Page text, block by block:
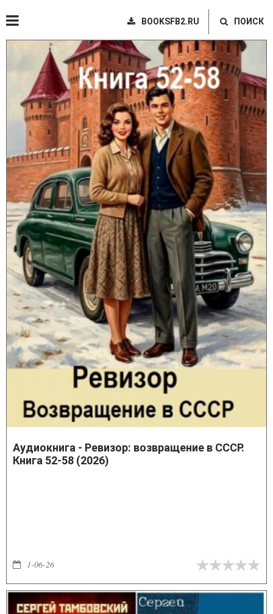
BOOKSFB2.RU ПОИСК
Аудиокнига - Ревизор: возвращение в СССР.
Книга 52-58 (2026)
1-06-26